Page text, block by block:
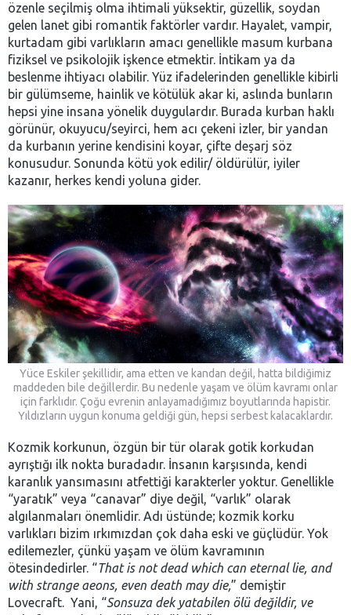
özenle seçilmiş olma ihtimali yüksektir, güzellik, soydan
gelen lanet gibi romantik faktörler vardır. Hayalet, vampir,
kurtadam gibi varlıkların amacı genellikle masum kurbana
fiziksel ve psikolojik işkence etmektir. İntikam ya da
beslenme ihtiyacı olabilir. Yüz ifadelerinden genellikle kibirli
bir gülümseme, hainlik ve kötülük akar ki, aslında bunların
hepsi yine insana yönelik duygulardır. Burada kurban haklı
görünür, okuyucu/seyirci, hem acı çekeni izler, bir yandan
da kurbanın yerine kendisini koyar, çifte deşarj söz
konusudur. Sonunda kötü yok edilir/ öldürülür, iyiler
kazanır, herkes kendi yoluna gider.
Yüce Eskiler şekillidir, ama etten ve kandan değil, hatta bildiğimiz
maddeden bile değillerdir. Bu nedenle yaşam ve ölüm kavramı onlar
için farklıdır. Çoğu evrenin anlayamadığımız boyutlarında hapistir.
Yıldızların uygun konuma geldiği gün, hepsi serbest kalacaklardır.
Kozmik korkunun, özgün bir tür olarak gotik korkudan
ayrıştığı ilk nokta buradadır. İnsanın karşısında, kendi
karanlık yansımasını atfettiği karakterler yoktur. Genellikle
“yaratık” veya “canavar” diye değil, “varlık” olarak
algılanmaları önemlidir. Adı üstünde; kozmik korku
varlıkları bizim ırkımızdan çok daha eski ve güçlüdür. Yok
edilemezler, çünkü yaşam ve ölüm kavramının
ötesindedirler. “That is not dead which can eternal lie, and
with strange aeons, even death may die,” demiştir
Lovecraft. Yani, “Sonsuza dek yatabilen ölü değildir, ve